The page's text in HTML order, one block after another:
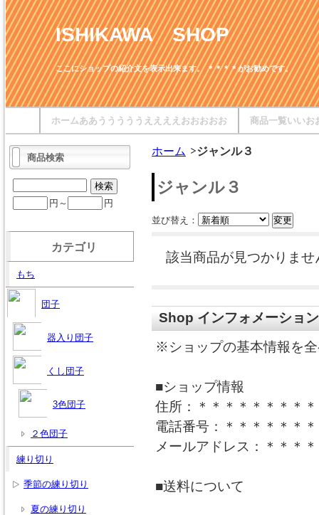
ISHIKAWA SHOP
ここにショップの紹介文を表示出来ます。 ＊＊＊＊がお勧めです。
商品一覧いいお
ホームああうううううええええおおおおお
ホーム ジャンル３
ジャンル３
並び替え：
該当商品が見つかりませ
Shop インフォメーション
※ショップの基本情報を
■ショップ情報
住所：＊＊＊＊＊＊＊＊
電話番号：＊＊＊＊＊＊
メールアドレス：＊＊＊
■送料について
商品検索
円～ 円
カテゴリ
もち
団子
器入り団子
くし団子
3色団子
２色団子
練り切り
季節の練り切り
夏の練り切り